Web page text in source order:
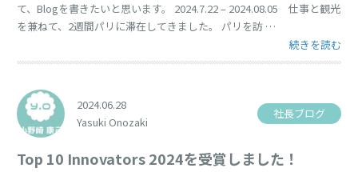
て、Blogを書きたいと思います。 2024.7.22 – 2024.08.05 仕事と観光
を兼ねて、2週間パリに滞在してきました。 パリを訪 …
“PARiS 2024
続きを読む
2024.06.28
Yasuki Onozaki
社長ブログ
Top 10 Innovators 2024を受賞しました！